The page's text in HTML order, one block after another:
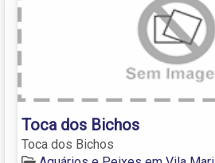
Toca dos Bichos
Toca dos Bichos